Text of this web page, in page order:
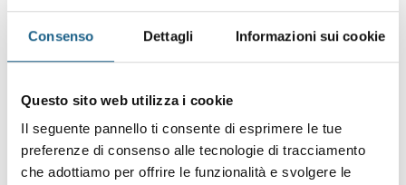
Consenso Dettagli Informazioni sui cookie
Questo sito web utilizza i cookie
Il seguente pannello ti consente di esprimere le tue
preferenze di consenso alle tecnologie di tracciamento
che adottiamo per offrire le funzionalità e svolgere le
Iscrizione
Sei già cliente?
Accedi con le credenziali che hai già creato in fase di
AZIENDA PRIVATO